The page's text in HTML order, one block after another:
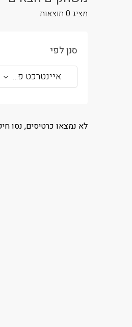
מציג 0 תוצאות
סנן לפי
איינטרכט פרנקפורט
לא נמצאו כרטיסים, נסו